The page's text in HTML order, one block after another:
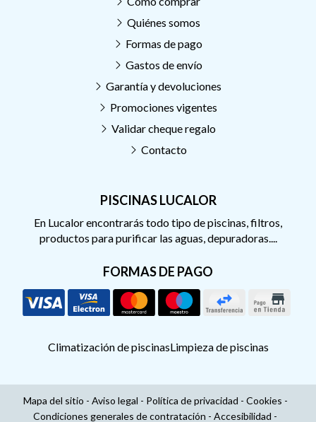
PISCINAS LUCALOR
En Lucalor encontrarás todo tipo de piscinas, filtros,
productos para purificar las aguas, depuradoras....
FORMAS DE PAGO
Quiénes somos
Formas de pago
Gastos de envío
Garantía y devoluciones
Promociones vigentes
Validar cheque regalo
Contacto
Climatización de piscinasLimpieza de piscinas
Mapa del sitio - Aviso legal - Política de privacidad - Cookies -
Condiciones generales de contratación - Accesibilidad -